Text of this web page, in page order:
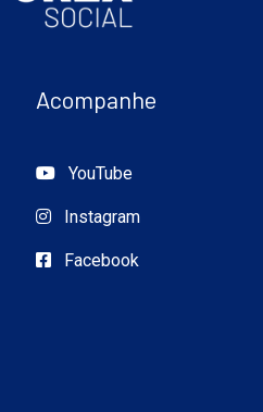
Acompanhe
YouTube
Instagram
Facebook